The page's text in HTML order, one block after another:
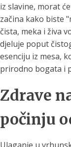
iz slavine, morat
začina kako biste
čista, meka i živa
djeluje poput
esenciju iz mesa,
prirodno bogata i
Zdrave
počinju